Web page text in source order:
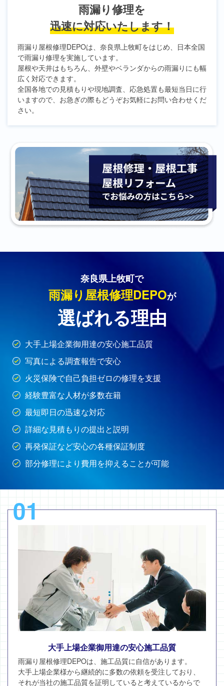
雨漏り修理を
迅速に対応いたします！
雨漏り屋根修理DEPOは、奈良県上牧町をはじめ、日本全国
で雨漏り修理を実施しています。
屋根や天井はもちろん、外壁やベランダからの雨漏りにも幅
広く対応できます。
全国各地での見積もりや現地調査、応急処置も最短当日に行
いますので、お急ぎの際もどうぞお気軽にお問い合わせくだ
さい。
奈良県上牧町で
雨漏り屋根修理DEPOが
選ばれる理由
大手上場企業御用達の安心施工品質
写真による調査報告で安心
火災保険で自己負担ゼロの修理を支援
経験豊富な人材が多数在籍
最短即日の迅速な対応
詳細な見積もりの提出と説明
再発保証など安心の各種保証制度
部分修理により費用を抑えることが可能
01
大手上場企業御用達の安心施工品質
雨漏り屋根修理DEPOは、施工品質に自信があります。
大手上場企業様から継続的に多数の依頼を受注しており、
それが当社の施工品質を証明していると考えているからで